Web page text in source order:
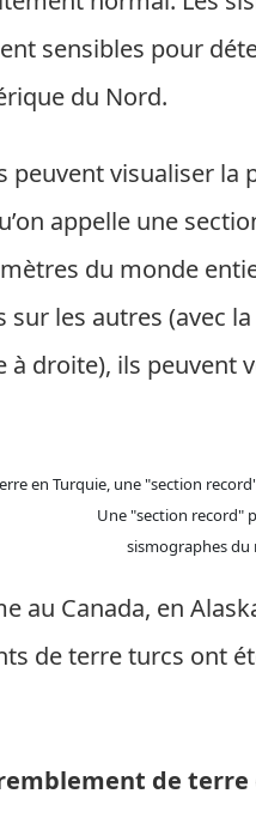
sensibles pour
du Nord.
peuvent visualiser
appelle une
du monde
les autres (avec
à droite), ils peuvent
Une "section record"
sismographes du
au Canada, en
de terre turcs ont
de